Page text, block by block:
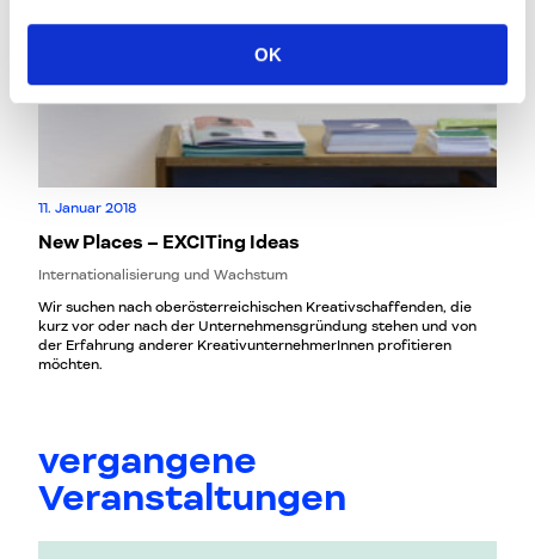
OK
11. Januar 2018
New Places – EXCITing Ideas
Internationalisierung und Wachstum
Wir suchen nach oberösterreichischen Kreativschaffenden, die
kurz vor oder nach der Unternehmensgründung stehen und von
der Erfahrung anderer KreativunternehmerInnen profitieren
möchten.
vergangene
Veranstaltungen